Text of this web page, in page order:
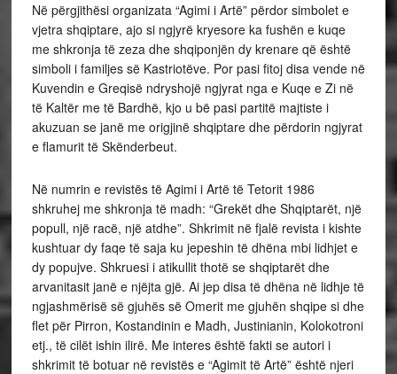
Në përgjithësi organizata “Agimi i Artë” përdor simbolet e
vjetra shqiptare, ajo si ngjyrë kryesore ka fushën e kuqe
me shkronja të zeza dhe shqiponjën dy krenare që është
simboli i familjes së Kastriotëve. Por pasi fitoj disa vende në
Kuvendin e Greqisë ndryshojë ngjyrat nga e Kuqe e Zi në
të Kaltër me të Bardhë, kjo u bë pasi partitë majtiste i
akuzuan se janë me origjinë shqiptare dhe përdorin ngjyrat
e flamurit të Skënderbeut.
Në numrin e revistës të Agimi i Artë të Tetorit 1986
shkruhej me shkronja të madh: “Grekët dhe Shqiptarët, një
popull, një racë, një atdhe”. Shkrimit në fjalë revista i kishte
kushtuar dy faqe të saja ku jepeshin të dhëna mbi lidhjet e
dy popujve. Shkruesi i atikullit thotë se shqiptarët dhe
arvanitasit janë e njëjta gjë. Ai jep disa të dhëna në lidhje të
ngjashmërisë së gjuhës së Omerit me gjuhën shqipe si dhe
flet për Pirron, Kostandinin e Madh, Justinianin, Kolokotroni
etj., të cilët ishin ilirë. Me interes është fakti se autori i
shkrimit të botuar në revistës e “Agimit të Artë” është njeri